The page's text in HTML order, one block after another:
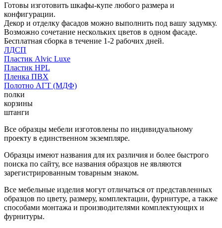
Готовы изготовить шкафы-купе любого размера и
конфигурации.
Декор и отделку фасадов можно выполнить под вашу задумку.
Возможно сочетание нескольких цветов в одном фасаде.
Бесплатная сборка в течение 1-2 рабочих дней.
ЛДСП
Пластик Alvic Luxe
Пластик HPL
Пленка ПВХ
Полотно АГТ (МДФ)
полки
корзины
штанги
Все образцы мебели изготовлены по индивидуальному
проекту в единственном экземпляре.
Образцы имеют названия для их различия и более быстрого
поиска по сайту, все названия образцов не являются
зарегистрированным товарным знаком.
Все мебельные изделия могут отличаться от представленных
образцов по цвету, размеру, комплектации, фурнитуре, а также
способами монтажа и производителями комплектующих и
фурнитуры.